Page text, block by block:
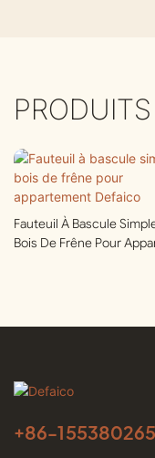
Fauteuil À Bascule
Bois De Frêne Pour
+86-